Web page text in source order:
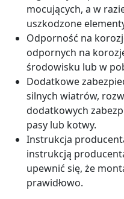
mocujących, a w
uszkodzone
Odporność na
odpornych na
środowisku lub w
Dodatkowe
silnych wiatrów,
dodatkowych
pasy lub kotwy.
Instrukcja
instrukcją
upewnić się, że
prawidłowo.